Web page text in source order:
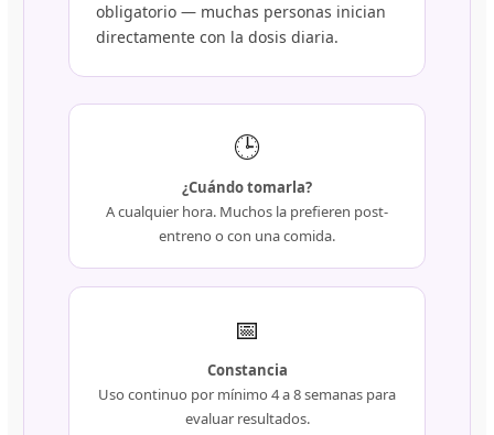
obligatorio — muchas personas inician
directamente con la dosis diaria.
🕒
¿Cuándo tomarla?
A cualquier hora. Muchos la prefieren post-
entreno o con una comida.
📅
Constancia
Uso continuo por mínimo 4 a 8 semanas para
evaluar resultados.